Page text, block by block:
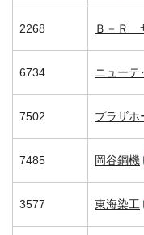
2268 Ｂ－Ｒ
6734 ニューテ
7502 プラザホ
7485 岡谷鋼機
3577 東海染工